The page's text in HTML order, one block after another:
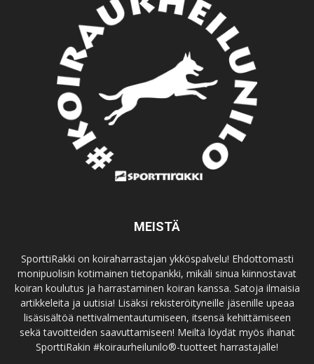
MEISTÄ
SporttiRakki on koiraharrastajan ykköspalvelu! Ehdottomasti
monipuolisin kotimainen tietopankki, mikäli sinua kiinnostavat
koiran koulutus ja harrastaminen koiran kanssa. Satoja ilmaisia
artikkeleita ja uutisia! Lisäksi rekisteröityneille jäsenille upeaa
lisäsisältöä nettivalmentautumiseen, itsensä kehittämiseen
sekä tavoitteiden saavuttamiseen! Meiltä löydät myös ihanat
SporttiRakin #koiraurheilunilo®-tuotteet harrastajalle!